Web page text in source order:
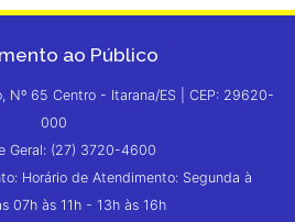
ao Público
Nº 65 Centro - Itarana/ES | CEP: 29620-
000
Geral: (27) 3720-4600
Horário de Atendimento: Segunda à
07h às 11h - 13h às 16h